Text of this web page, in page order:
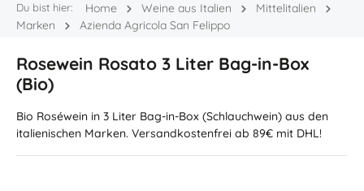
Du bist hier: Home Weine aus Italien
Mittelitalien
Marken
Azienda Agricola San Felippo
Rosewein Rosato 3 Liter Bag-in-Box
(Bio)
Bio Roséwein in 3 Liter Bag-in-Box (Schlauchwein) aus den
italienischen Marken. Versandkostenfrei ab 89€ mit DHL!